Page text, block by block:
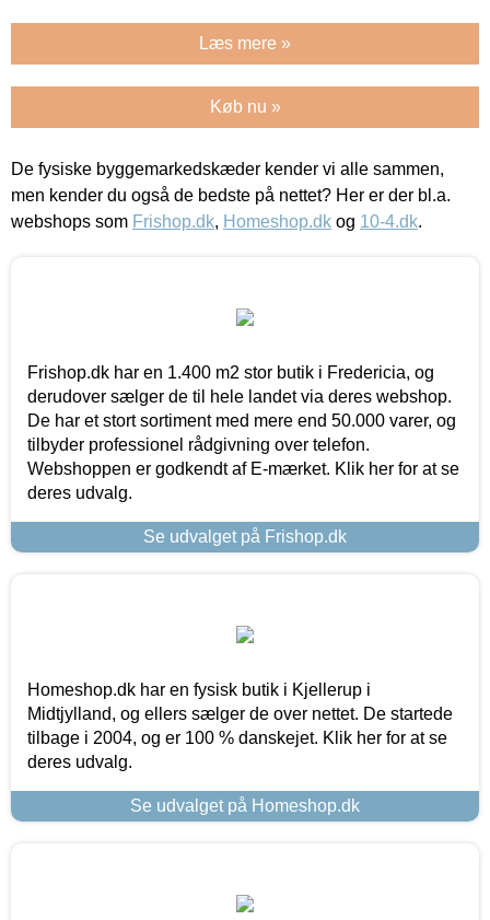
Læs mere »
Køb nu »
De fysiske byggemarkedskæder kender vi alle sammen,
men kender du også de bedste på nettet? Her er der bl.a.
webshops som Frishop.dk, Homeshop.dk og 10-4.dk.
Frishop.dk har en 1.400 m2 stor butik i Fredericia, og
derudover sælger de til hele landet via deres webshop.
De har et stort sortiment med mere end 50.000 varer, og
tilbyder professionel rådgivning over telefon.
Webshoppen er godkendt af E-mærket. Klik her for at se
deres udvalg.
Se udvalget på Frishop.dk
Homeshop.dk har en fysisk butik i Kjellerup i
Midtjylland, og ellers sælger de over nettet. De startede
tilbage i 2004, og er 100 % danskejet. Klik her for at se
deres udvalg.
Se udvalget på Homeshop.dk